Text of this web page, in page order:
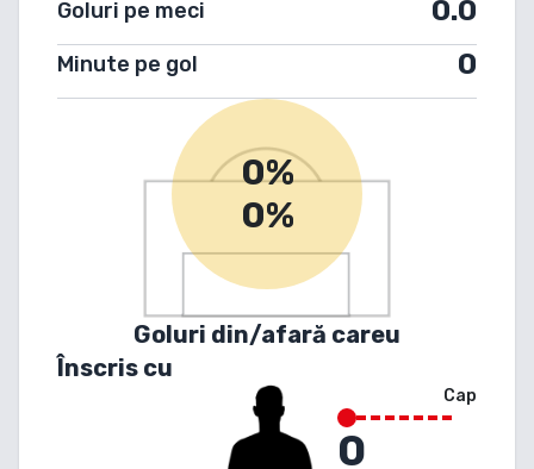
Goluri pe meci 0.0
Minute pe gol 0
0%
0%
Goluri din/afară careu
Înscris cu
Cap
0